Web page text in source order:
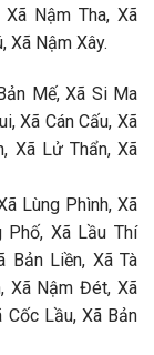
Xã Nậm Tha, Xã
Xã Nậm Xây.
Mế, Xã Si Ma
Xã Cán Cấu, Xã
Xã Lử Thẩn, Xã
Lùng Phình, Xã
Phố, Xã Lầu Thí
Bản Liền, Xã Tà
Xã Nậm Đét, Xã
Cốc Lầu, Xã Bản